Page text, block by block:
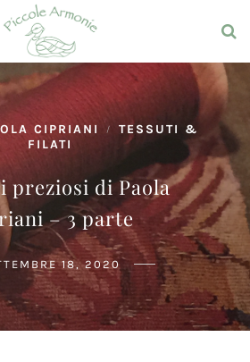
CIPRIANI /
TESSUTI &
FILATI
preziosi di Paola
– 3 parte
18, 2020